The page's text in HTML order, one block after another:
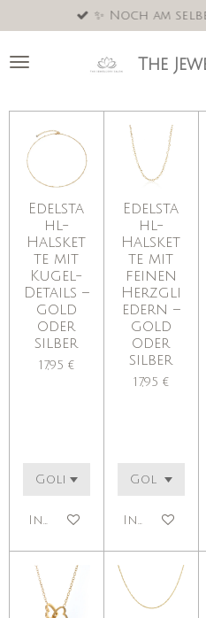
Hauptinhalt
springen
The
✨ Noch am
Edelsta
hl-
Halsket
te mit
Kugel-
Details –
gold
oder
silber
17,95 €
In den Warenkorb
Edelsta
hl-
Halsket
te mit
feinen
Herzgli
edern –
gold
oder
silber
17,95 €
In den